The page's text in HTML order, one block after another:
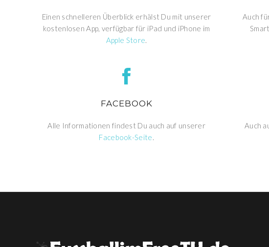
Einen schnelleren Überblick erhälst Du mit unserer
kostenlosen App, verfügbar für iPad und iPhone im
Apple Store.
Auch
FACEBOOK
Alle Informationen findest Du auch auf unserer
Facebook-Seite.
Auch